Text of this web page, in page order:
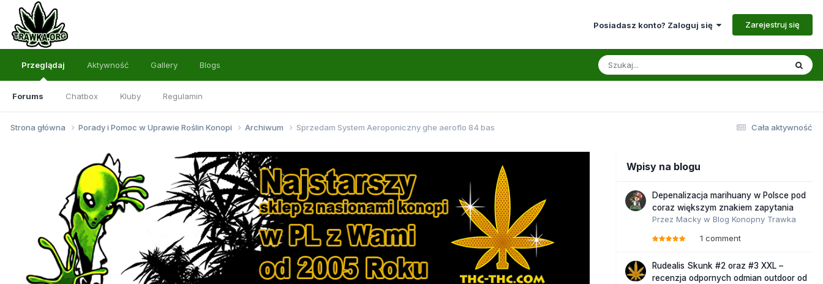
Posiadasz konto? Zaloguj się Zarejestruj się
Przeglądaj
Forums Chatbox Kluby Regulamin
Aktywność Gallery Blogs
Cała aktywność
Strona główna Porady i Pomoc w Uprawie Roślin Konopi Archiwum Sprzedam System Aeroponiczny ghe aeroflo 84 bas
Wpisy na blogu
Depenalizacja marihuany w Polsce pod
coraz większym znakiem zapytania
Przez Macky w Blog Konopny Trawka
1 comment
Rudealis Skunk #2 oraz #3 XXL –
recenzja odpornych odmian outdoor od